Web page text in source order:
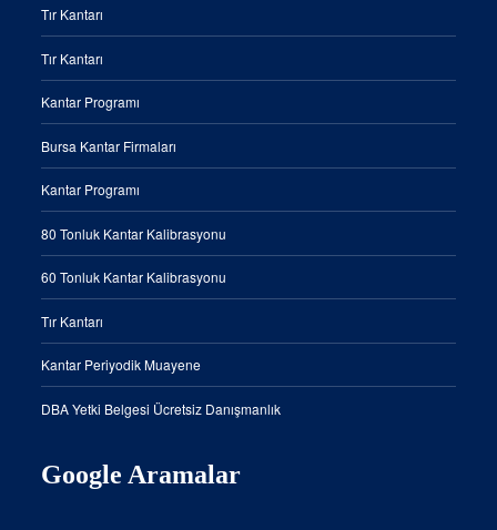
Tır Kantarı
Tır Kantarı
Kantar Programı
Bursa Kantar Firmaları
Kantar Programı
80 Tonluk Kantar Kalibrasyonu
60 Tonluk Kantar Kalibrasyonu
Tır Kantarı
Kantar Periyodik Muayene
DBA Yetki Belgesi Ücretsiz Danışmanlık
Google Aramalar